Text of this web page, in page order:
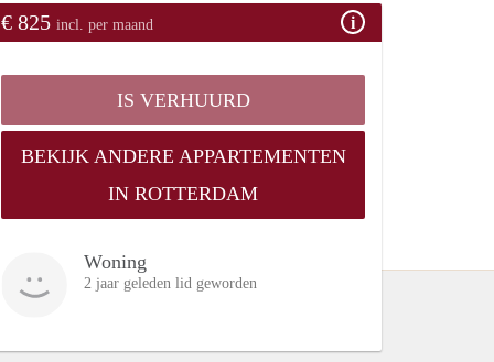
€ 825 incl. per maand
IS VERHUURD
BEKIJK ANDERE APPARTEMENTEN
IN ROTTERDAM
Woning
2 jaar geleden lid geworden